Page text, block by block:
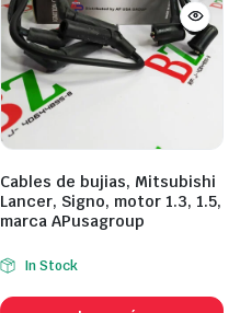
Cables de bujias, Mitsubishi
Lancer, Signo, motor 1.3, 1.5,
marca APusagroup
In Stock